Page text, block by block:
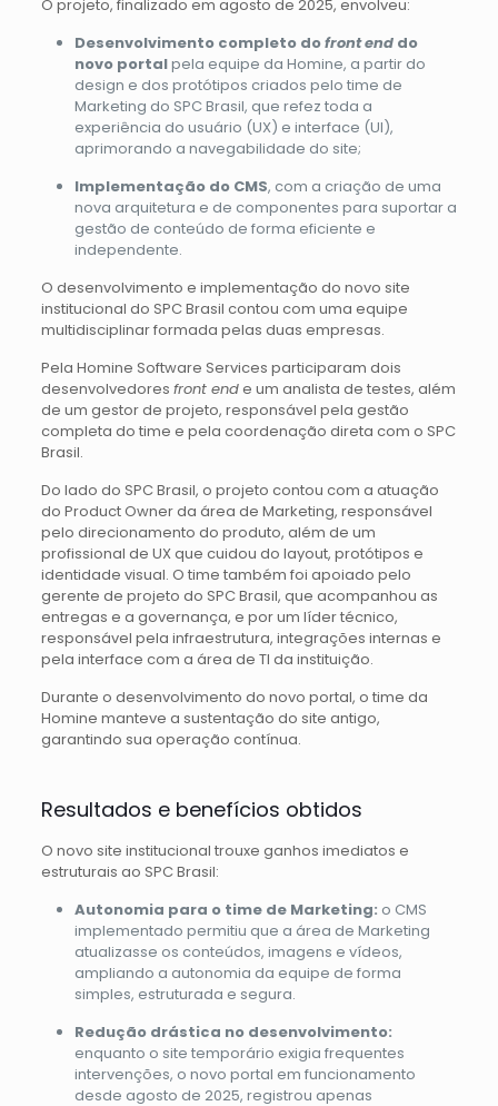
O projeto, finalizado em agosto de 2025, envolveu:
Desenvolvimento completo dofront enddo
novo portalpela equipe da Homine, a partir do
design e dos protótipos criados pelo time de
Marketing do SPC Brasil, que refez toda a
experiência do usuário (UX) e interface (UI),
aprimorando a navegabilidade do site;
Implementação do CMS, com a criação de uma
nova arquitetura e de componentes para suportar a
gestão de conteúdo de forma eficiente e
independente.
O desenvolvimento e implementação do novo site
institucional do SPC Brasil contou com uma equipe
multidisciplinar formada pelas duas empresas.
Pela Homine Software Services participaram dois
desenvolvedores front ende um analista de testes, além
de um gestor de projeto, responsável pela gestão
completa do time e pela coordenação direta com o SPC
Brasil.
Do lado do SPC Brasil, o projeto contou com a atuação
do Product Owner da área de Marketing, responsável
pelo direcionamento do produto, além de um
profissional de UX que cuidou do layout, protótipos e
identidade visual. O time também foi apoiado pelo
gerente de projeto do SPC Brasil, que acompanhou as
entregas e a governança, e por um líder técnico,
responsável pela infraestrutura, integrações internas e
pela interface com a área de TI da instituição.
Durante o desenvolvimento do novo portal, o time da
Homine manteve a sustentação do site antigo,
garantindo sua operação contínua.
Resultados e benefícios obtidos
O novo site institucional trouxe ganhos imediatos e
estruturais ao SPC Brasil:
Autonomia para o time de Marketing: o CMS
implementado permitiu que a área de Marketing
atualizasse os conteúdos, imagens e vídeos,
ampliando a autonomia da equipe de forma
simples, estruturada e segura.
Redução drástica no desenvolvimento:
enquanto o site temporário exigia frequentes
intervenções, o novo portal em funcionamento
desde agosto de 2025, registrou apenas